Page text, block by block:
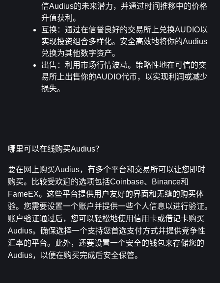
信Audius的未来潜力，并通过时间推移中的价格
升值获利。
互换：通过在信誉良好的交易所上兑换AUDIO以
实现投资组合多样化。安全高效地将你的Audius
兑换为其他数字资产。
出售 ：利用市场行情波动。策略性地在可信的交
易所上出售你的AUDIO代币，以实现利润或减少
损失。
哪里可以在线购买Audius？
要在网上购买Audius，有多个平台和交易所可以让您即时
购买。比较受欢迎的选项包括Coinbase、Binance和
FameEX。这些平台提供用户友好的界面和无缝的购买体
验。您需要设置一个账户并提供一些个人信息以进行验证。
账户验证通过后，您可以轻松地使用信用卡或借记卡购买
Audius。确保选择一个支持您首选支付方式并提供竞争性
汇率的平台。此外，还要设置一个安全的钱包来存储您的
Audius，以便在购买完成后安全保管。